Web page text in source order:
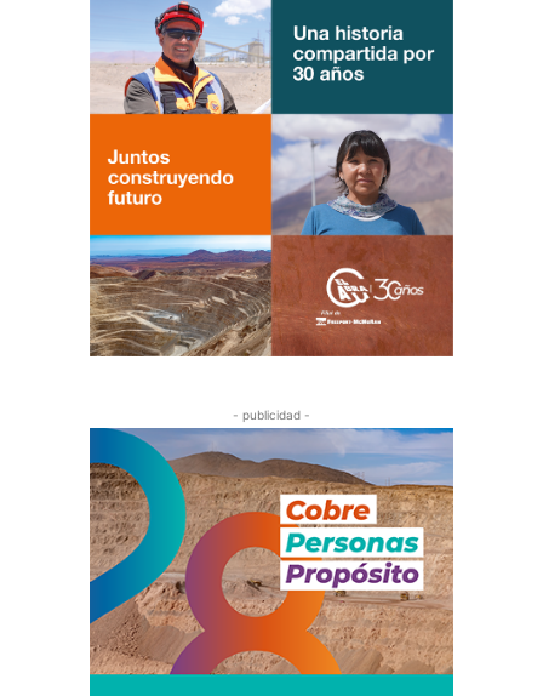
- publicidad -